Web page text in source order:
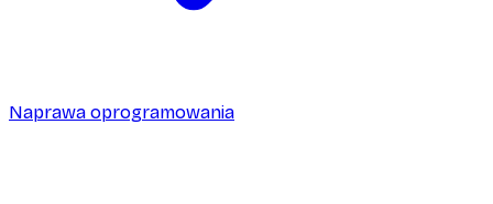
Naprawa oprogramowania